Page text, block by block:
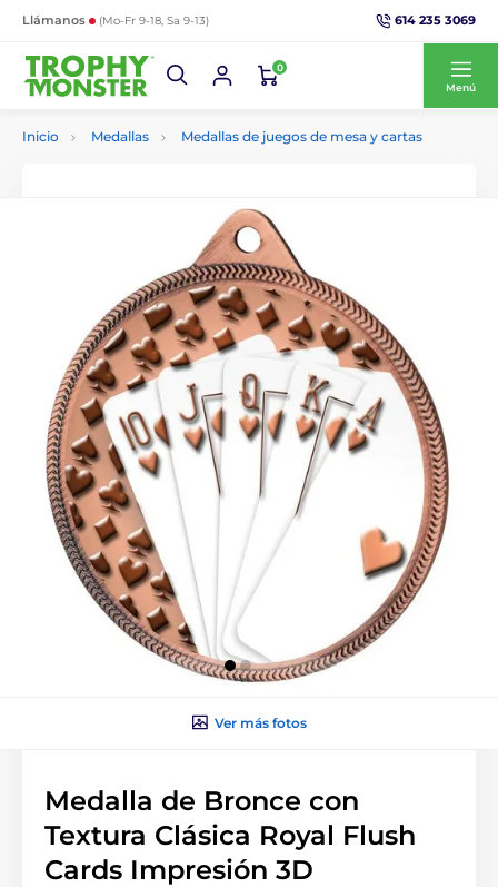
Llámanos (Mo-Fr 9-18, Sa 9-13) 614 235 3069
0
Menú
Inicio Medallas Medallas de juegos de mesa y cartas
Ver más fotos
Medalla de Bronce con
Textura Clásica Royal Flush
Cards Impresión 3D